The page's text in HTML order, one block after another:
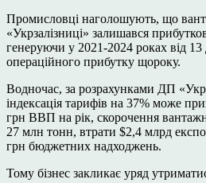
Промисловці наголошують, що
«Укрзалізниці» залишався
генеруючи у 2021-2024 роках від
операційного прибутку щороку.
Водночас, за розрахунками ДП
індексація тарифів на 37% може
грн ВВП на рік, скорочення
27 млн тонн, втрати $2,4 млрд
грн бюджетних надходжень.
Тому бізнес закликає уряд